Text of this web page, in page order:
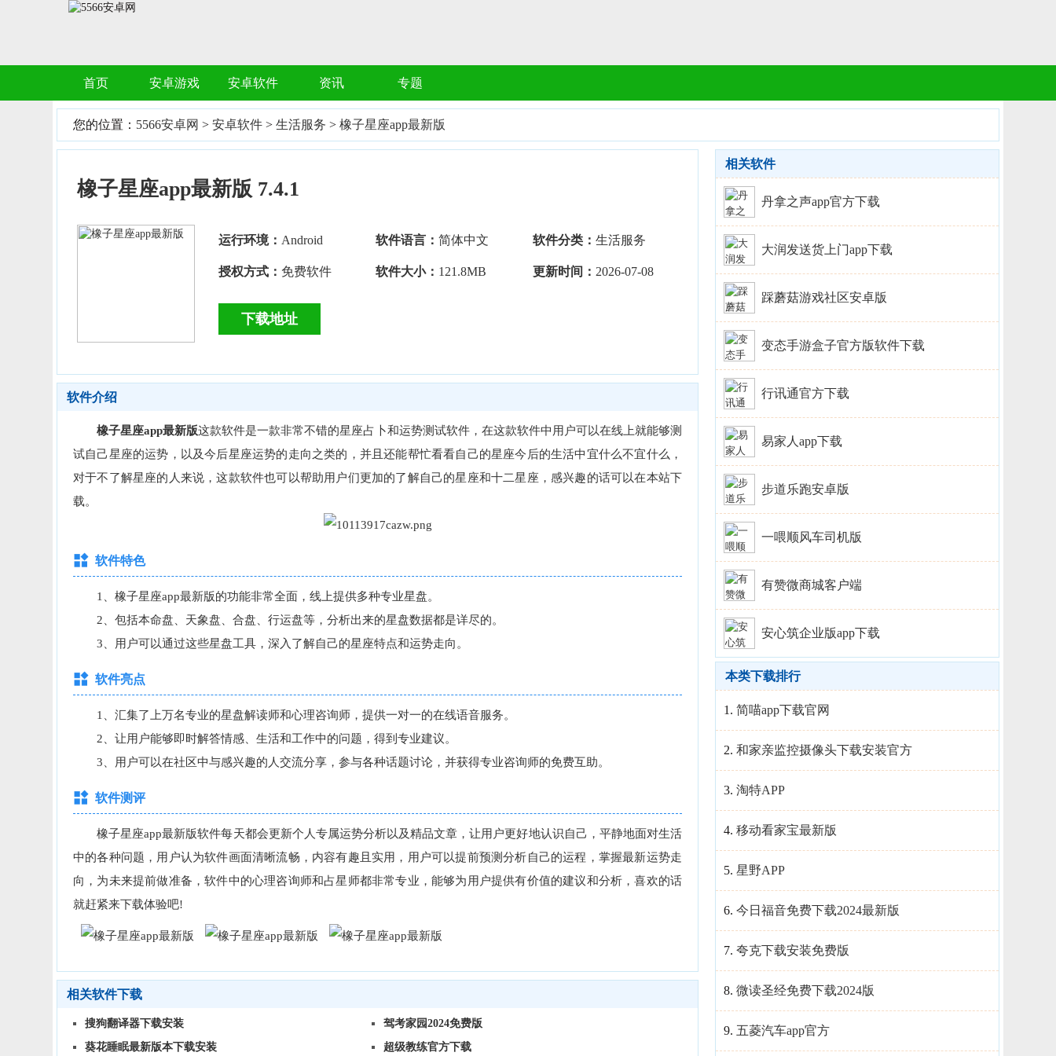
首页 安卓游戏 安卓软件 资讯 专题
您的位置： 5566安卓网 > 安卓软件 > 生活服务 > 橡子星座app最新版
橡子星座app最新版 7.4.1
运行环境： Android 软件语言： 简体中文 软件分类： 生活服务
授权方式： 免费软件 软件大小： 121.8MB 更新时间： 2026-07-08
下载地址
软件介绍
橡子星座app最新版这款软件是一款非常不错的星座占卜和运势测试软件，在这款软件中用户可以在线上就能够测
试自己星座的运势，以及今后星座运势的走向之类的，并且还能帮忙看看自己的星座今后的生活中宜什么不宜什么，
对于不了解星座的人来说，这款软件也可以帮助用户们更加的了解自己的星座和十二星座，感兴趣的话可以在本站下
载。
软件特色
1、橡子星座app最新版的功能非常全面，线上提供多种专业星盘。
2、包括本命盘、天象盘、合盘、行运盘等，分析出来的星盘数据都是详尽的。
3、用户可以通过这些星盘工具，深入了解自己的星座特点和运势走向。
软件亮点
1、汇集了上万名专业的星盘解读师和心理咨询师，提供一对一的在线语音服务。
2、让用户能够即时解答情感、生活和工作中的问题，得到专业建议。
3、用户可以在社区中与感兴趣的人交流分享，参与各种话题讨论，并获得专业咨询师的免费互助。
软件测评
橡子星座app最新版软件每天都会更新个人专属运势分析以及精品文章，让用户更好地认识自己，平静地面对生活
中的各种问题，用户认为软件画面清晰流畅，内容有趣且实用，用户可以提前预测分析自己的运程，掌握最新运势走
向，为未来提前做准备，软件中的心理咨询师和占星师都非常专业，能够为用户提供有价值的建议和分析，喜欢的话
就赶紧来下载体验吧!
相关软件下载
搜狗翻译器下载安装
驾考家园2024免费版
葵花睡眠最新版本下载安装
超级教练官方下载
相关软件
丹拿之声app官方下载
大润发送货上门app下载
踩蘑菇游戏社区安卓版
变态手游盒子官方版软件下载
行讯通官方下载
易家人app下载
步道乐跑安卓版
一喂顺风车司机版
有赞微商城客户端
安心筑企业版app下载
本类下载排行
1. 简喵app下载官网
2. 和家亲监控摄像头下载安装官方
3. 淘特APP
4. 移动看家宝最新版
5. 星野APP
6. 今日福音免费下载2024最新版
7. 夸克下载安装免费版
8. 微读圣经免费下载2024版
9. 五菱汽车app官方